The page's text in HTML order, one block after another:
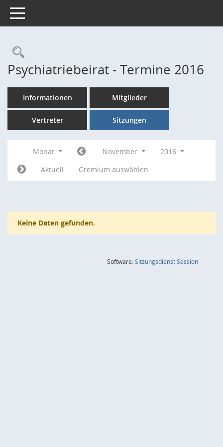
Toggle navigation
Rechercheauswahl
Psychiatriebeirat - Termine 2016
Informationen Mitglieder
Vertreter Sitzungen
Monat November
2016
Aktuell
Gremium auswählen
Keine Daten gefunden.
Software:SitzungsdienstSession(Wird in